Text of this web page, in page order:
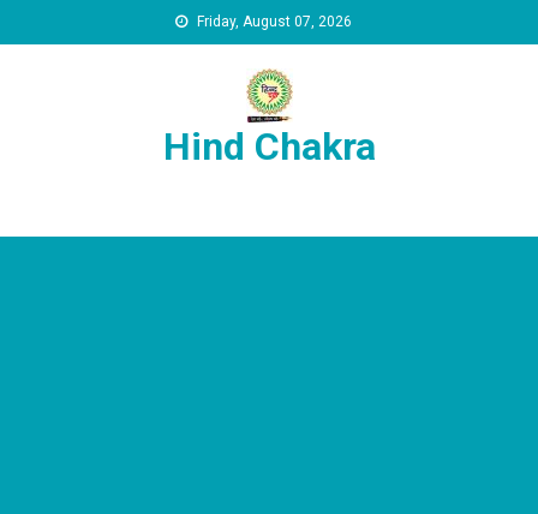
Friday, August 07, 2026
Hind Chakra